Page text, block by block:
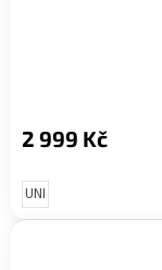
2 999 Kč
UNI